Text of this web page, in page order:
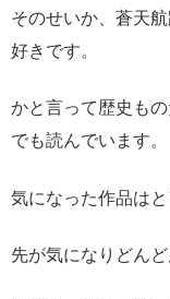
そのせいか、蒼天
好きです。
かと言って歴史も
でも読んでいます。
気になった作品は
先が気になりどんど